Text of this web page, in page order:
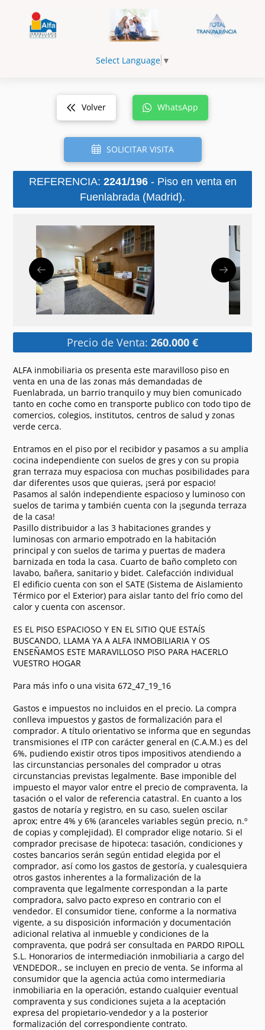
Select Language ▼
Volver WhatsApp
SOLICITAR VISITA
REFERENCIA: 2241/196- Piso en venta en
Fuenlabrada (Madrid).
Precio de Venta: 260.000 €
ALFA inmobiliaria os presenta este maravilloso piso en
venta en una de las zonas más demandadas de
Fuenlabrada, un barrio tranquilo y muy bien comunicado
tanto en coche como en transporte publico con todo tipo de
comercios, colegios, institutos, centros de salud y zonas
verde cerca.
Entramos en el piso por el recibidor y pasamos a su amplia
cocina independiente con suelos de gres y con su propia
gran terraza muy espaciosa con muchas posibilidades para
dar diferentes usos que quieras, ¡será por espacio!
Pasamos al salón independiente espacioso y luminoso con
suelos de tarima y también cuenta con la ¡segunda terraza
de la casa!
Pasillo distribuidor a las 3 habitaciones grandes y
luminosas con armario empotrado en la habitación
principal y con suelos de tarima y puertas de madera
barnizada en toda la casa. Cuarto de baño completo con
lavabo, bañera, sanitario y bidet. Calefacción individual
El edificio cuenta con son el SATE (Sistema de Aislamiento
Térmico por el Exterior) para aislar tanto del frío como del
calor y cuenta con ascensor.
ES EL PISO ESPACIOSO Y EN EL SITIO QUE ESTAÍS
BUSCANDO, LLAMA YA A ALFA INMOBILIARIA Y OS
ENSEÑAMOS ESTE MARAVILLOSO PISO PARA HACERLO
VUESTRO HOGAR
Para más info o una visita 672_47_19_16
Gastos e impuestos no incluidos en el precio. La compra
conlleva impuestos y gastos de formalización para el
comprador. A título orientativo se informa que en segundas
transmisiones el ITP con carácter general en (C.A.M.) es del
6%, pudiendo existir otros tipos impositivos atendiendo a
las circunstancias personales del comprador u otras
circunstancias previstas legalmente. Base imponible del
impuesto el mayor valor entre el precio de compraventa, la
tasación o el valor de referencia catastral. En cuanto a los
gastos de notaría y registro, en su caso, suelen oscilar
aprox; entre 4% y 6% (aranceles variables según precio, n.º
de copias y complejidad). El comprador elige notario. Si el
comprador precisase de hipoteca: tasación, condiciones y
costes bancarios serán según entidad elegida por el
comprador, así como los gastos de gestoría, y cualesquiera
otros gastos inherentes a la formalización de la
compraventa que legalmente correspondan a la parte
compradora, salvo pacto expreso en contrario con el
vendedor. El consumidor tiene, conforme a la normativa
vigente, a su disposición información y documentación
adicional relativa al inmueble y condiciones de la
compraventa, que podrá ser consultada en PARDO RIPOLL
S.L. Honorarios de intermediación inmobiliaria a cargo del
VENDEDOR., se incluyen en precio de venta. Se informa al
consumidor que la agencia actúa como intermediaria
inmobiliaria en la operación, estando cualquier eventual
compraventa y sus condiciones sujeta a la aceptación
expresa del propietario-vendedor y a la posterior
formalización del correspondiente contrato.